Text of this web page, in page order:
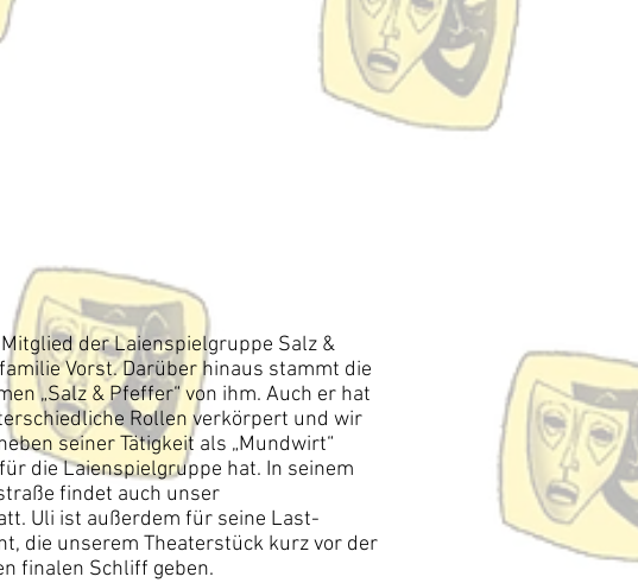
der Laienspielgruppe Salz &
Vorst. Darüber hinaus stammt die
„Salz & Pfeffer“ von ihm. Auch er hat
Rollen verkörpert und wir
seiner Tätigkeit als „Mundwirt“
die Laienspielgruppe hat. In seinem
findet auch unser
Uli ist außerdem für seine Last-
die unserem Theaterstück kurz vor der
finalen Schliff geben.